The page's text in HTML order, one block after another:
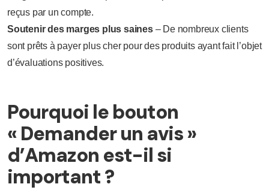
reçus par un compte.
Soutenir des marges plus saines– De nombreux clients
sont prêts à payer plus cher pour des produits ayant fait l’objet
d’évaluations positives.
Pourquoi le bouton
« Demander un avis »
d’Amazon est-il si
important ?